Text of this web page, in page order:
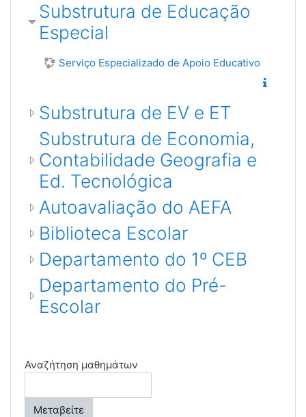
Substrutura de Educação
Especial
Serviço Especializado de Apoio Educativo
Substrutura de EV e ET
Substrutura de Economia,
Contabilidade Geografia e
Ed. Tecnológica
Autoavaliação do AEFA
Biblioteca Escolar
Departamento do 1º CEB
Departamento do Pré-
Escolar
Αναζήτηση μαθημάτων
Μεταβείτε